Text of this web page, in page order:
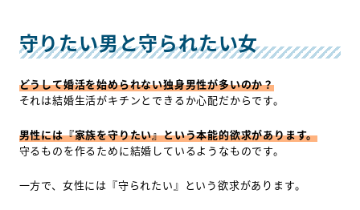
守りたい男と守られたい女
どうして婚活を始められない独身男性が多いのか？
それは結婚生活がキチンとできるか心配だからです。
男性には『家族を守りたい』という本能的欲求があります。
守るものを作るために結婚しているようなものです。
一方で、女性には『守られたい』という欲求があります。